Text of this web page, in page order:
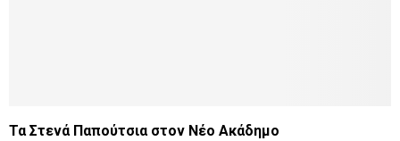
Τα Στενά Παπούτσια στον Νέο Ακάδημο